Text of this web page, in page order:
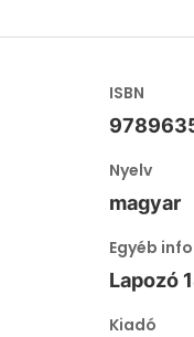
ISBN
Nyelv
magyar
Egyéb
Lapozó
Kiadó